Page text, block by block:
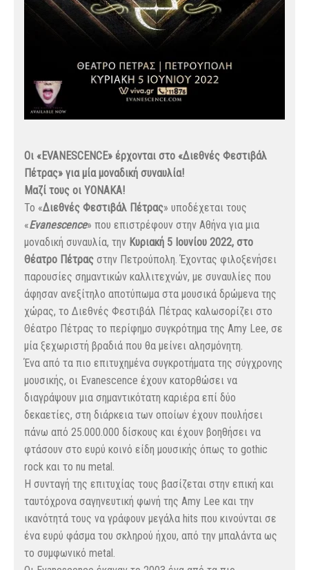
Οι «EVANESCENCE» έρχονται στο «Διεθνές Φεστιβάλ
Πέτρας» για μία μοναδική συναυλία!
Μαζί τους οι ΥΟΝΑΚΑ!
Το «Διεθνές Φεστιβάλ Πέτρας» υποδέχεται τους
«Evanescence» που επιστρέφουν στην Αθήνα για μια
μοναδική συναυλία, την Κυριακή 5 Ιουνίου 2022, στο
Θέατρο Πέτρας στην Πετρούπολη. Έχοντας φιλοξενήσει
παρουσίες σημαντικών καλλιτεχνών, με συναυλίες που
άφησαν ανεξίτηλο αποτύπωμα στα μουσικά δρώμενα της
χώρας, το Διεθνές Φεστιβάλ Πέτρας καλωσορίζει στο
Θέατρο Πέτρας το περίφημο συγκρότημα της Amy Lee, σε
μία ξεχωριστή βραδιά που θα μείνει αλησμόνητη.
Ένα από τα πιο επιτυχημένα συγκροτήματα της σύγχρονης
μουσικής, οι Evanescence έχουν κατορθώσει να
διαγράψουν μια σημαντικότατη καριέρα επί δύο
δεκαετίες, στη διάρκεια των οποίων έχουν πουλήσει
πάνω από 25.000.000 δίσκους και έχουν βοηθήσει να
φτάσουν στο ευρύ κοινό είδη μουσικής όπως το gothic
rock και το nu metal.
Η συνταγή της επιτυχίας τους βασίζεται στην επική και
ταυτόχρονα σαγηνευτική φωνή της Amy Lee και την
ικανότητά τους να γράφουν μεγάλα hits που κινούνται σε
ένα ευρύ φάσμα του σκληρού ήχου, από την μπαλάντα ως
το συμφωνικό metal.